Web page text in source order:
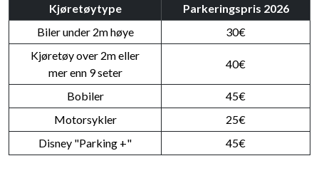
Kjøretøytype
Parkeringspris 2026
Biler under 2m høye
30€
Kjøretøy over 2m eller
mer enn 9 seter
40€
Bobiler
45€
Motorsykler
25€
Disney "Parking +"
45€